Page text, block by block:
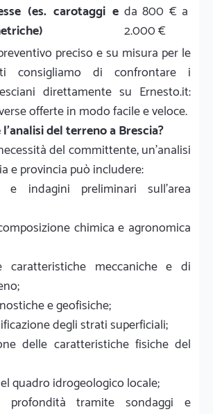
(es. carotaggi e da 800 € a
2.000 €
preciso e su misura per le
consigliamo di confrontare i
direttamente su Ernesto.it:
offerte in modo facile e veloce.
del terreno a Brescia?
del committente, un'analisi
e provincia può includere:
e indagini preliminari sull'area
chimica e agronomica
caratteristiche meccaniche e di
e geofisiche;
degli strati superficiali;
delle caratteristiche fisiche del
quadro idrogeologico locale;
profondità tramite sondaggi e